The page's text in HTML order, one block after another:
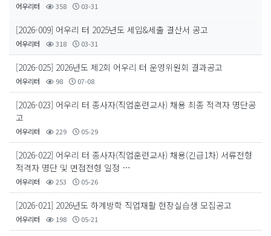
어우리터 358 03-31
[2026-009] 어우리 터 2025년도 세입&세출 결산서 공고
어우리터 318 03-31
[2026-025] 2026년도 제2회 어우리 터 운영위원회 결과공고
어우리터 98 07-08
[2026-023] 어우리 터 종사자(직업훈련교사) 채용 최종 적격자 명단공
고
어우리터 229 05-29
[2026-022] 어우리 터 종사자(직업훈련교사) 채용(긴급1차) 서류전형
적격자 명단 및 면접전형 일정 …
어우리터 253 05-26
[2026-021] 2026년도 하계방학 직업재활 현장실습생 모집공고
어우리터 198 05-21